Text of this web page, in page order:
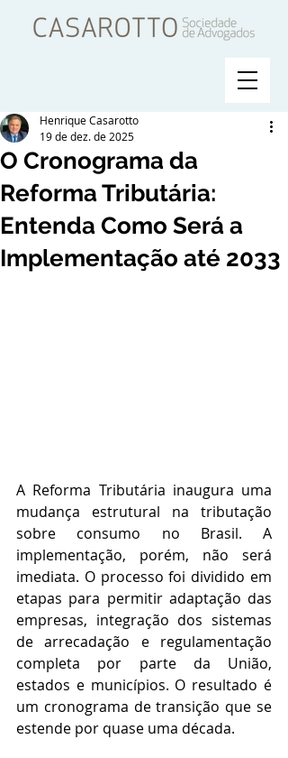
O Cronograma da
Reforma Tributária:
Entenda Como Será a
Implementação até 2033
Henrique Casarotto
19 de dez. de 2025
A Reforma Tributária inaugura uma
mudança estrutural na tributação
sobre consumo no Brasil. A
implementação, porém, não será
imediata. O processo foi dividido em
etapas para permitir adaptação das
empresas, integração dos sistemas
de arrecadação e regulamentação
completa por parte da União,
estados e municípios. O resultado é
um cronograma de transição que se
estende por quase uma década.